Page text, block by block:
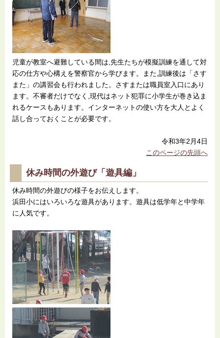
児童が教室へ避難している間は,先生たちが模擬訓練を通して対
応の仕方や心構えを警察官から学びます。また,訓練後は「さす
また」の講習会も行われました。さすまたは職員室入口にあり
ます。不審者だけでなく,現代はネット犯罪に小学生が巻き込ま
れるケースもあります。インターネットの使い方を大人とよく
話し合っておくことが必要です。
令和3年2月4日
このページの先頭へ
休み時間の外遊び「遊具編」
休み時間の外遊びの様子をお伝えします。
浜田小にはいろいろな遊具があります。遊具は低学年と中学年
に人気です。